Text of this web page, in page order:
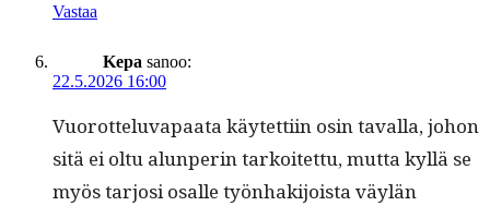
Vastaa
Kepa sanoo:
22.5.2026 16:00
Vuorot­telu­va­paa­ta käytet­ti­in osin taval­la, johon
sitä ei oltu alun­perin tarkoitet­tu, mut­ta kyl­lä se
myös tar­josi osalle työn­hak­i­joista väylän